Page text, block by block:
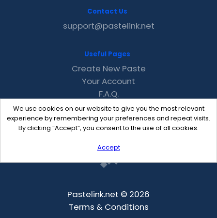
We use cookies on our website to give you the most relevant
experience by remembering your preferences and repeat visits.
By clicking “Accept”, you consent to the use of all cookies.
Accept
Contact Us
support@pastelink.net
Useful Pages
Create New Paste
Your Account
F.A.Q.
Recent
Contact
Pastelink.net © 2026
Terms & Conditions